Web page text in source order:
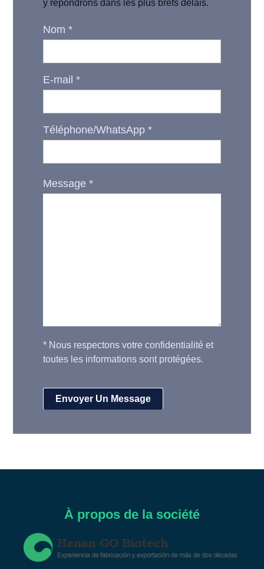
y répondrons dans les plus brefs délais.
Nom*
E-mail*
Téléphone/WhatsApp*
Message*
* Nous respectons votre confidentialité et
toutes les informations sont protégées.
À propos de la société